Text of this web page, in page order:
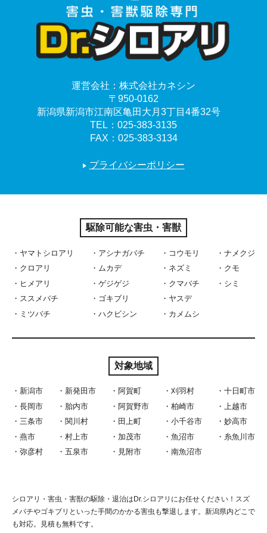
運営会社： 株式会社カネシン
〒950-0162
新潟県新潟市江南区亀田大月3丁目4番32号
TEL： 025-383-3135
FAX：025-383-3134
プライバシーポリシー
駆除可能な害虫・害獣
ヤマトシロアリ
クロアリ
ヒメアリ
ススメバチ
ミツバチ
アシナガバチ
ムカデ
ゲジゲジ
ゴキブリ
ハクビシン
コウモリ
ネズミ
クマバチ
ヤスデ
カメムシ
ナメクジ
クモ
シミ
対象地域
新潟市
長岡市
三条市
燕市
弥彦村
新発田市
胎内市
関川村
村上市
五泉市
阿賀町
阿賀野市
田上町
加茂市
見附市
刈羽村
柏崎市
小千谷市
魚沼市
南魚沼市
十日町市
上越市
妙高市
糸魚川市
シロアリ・害虫・害獣の駆除・退治はDr.シロアリにお任せください！スズ
メバチやゴキブリといった手間のかかる害虫も撃退します。新潟県内どこで
も対応。見積も無料です。